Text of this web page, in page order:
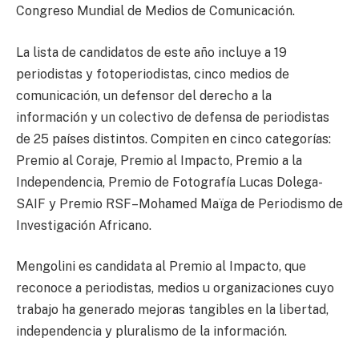
Congreso Mundial de Medios de Comunicación.
La lista de candidatos de este año incluye a 19
periodistas y fotoperiodistas, cinco medios de
comunicación, un defensor del derecho a la
información y un colectivo de defensa de periodistas
de 25 países distintos. Compiten en cinco categorías:
Premio al Coraje, Premio al Impacto, Premio a la
Independencia, Premio de Fotografía Lucas Dolega-
SAIF y Premio RSF–Mohamed Maïga de Periodismo de
Investigación Africano.
Mengolini es candidata al Premio al Impacto, que
reconoce a periodistas, medios u organizaciones cuyo
trabajo ha generado mejoras tangibles en la libertad,
independencia y pluralismo de la información.